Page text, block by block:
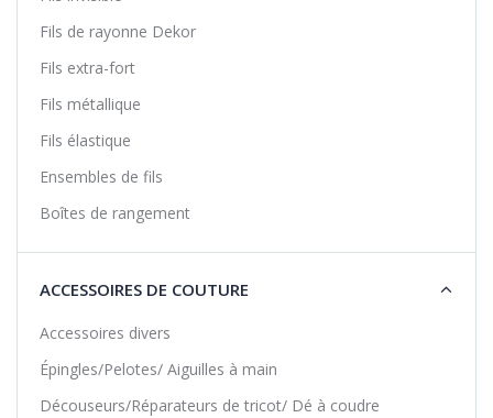
Fils de rayonne Dekor
Fils extra-fort
Fils métallique
Fils élastique
Ensembles de fils
Boîtes de rangement
ACCESSOIRES DE COUTURE
Accessoires divers
Épingles/Pelotes/ Aiguilles à main
Découseurs/Réparateurs de tricot/ Dé à coudre